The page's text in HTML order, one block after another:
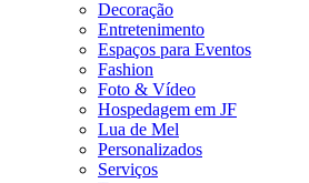
Decoração
Entretenimento
Espaços para Eventos
Fashion
Foto & Vídeo
Hospedagem em JF
Lua de Mel
Personalizados
Serviços